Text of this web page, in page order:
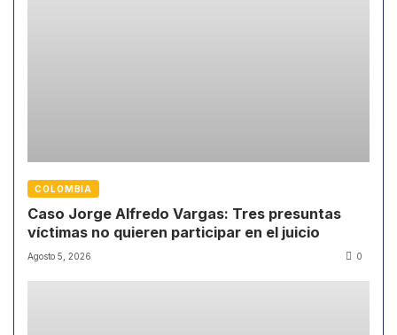
COLOMBIA
Caso Jorge Alfredo Vargas: Tres presuntas
víctimas no quieren participar en el juicio
Agosto 5, 2026 0